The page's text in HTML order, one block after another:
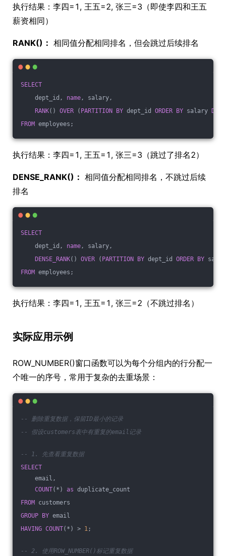
执行结果：李四=1, 王五=2, 张三=3（即使李四和王五
薪资相同）
RANK()： 相同值分配相同排名，但会跳过后续排名
SELECT
dept_id, name, salary,
RANK() OVER ( PARTITION BY dept_id ORDER BY salary DESC
FROM employees;
执行结果：李四=1, 王五=1, 张三=3（跳过了排名2）
DENSE_RANK()： 相同值分配相同排名，不跳过后续
排名
SELECT
dept_id, name, salary,
DENSE_RANK() OVER ( PARTITION BY dept_id ORDER BY
FROM employees;
执行结果：李四=1, 王五=1, 张三=2（不跳过排名）
实际应用示例
ROW_NUMBER()窗口函数可以为每个分组内的行分配一
个唯一的序号，常用于复杂的去重场景：
-- 删除重复数据，保留ID最小的记录
-- 假设customers表中有重复的email记录
-- 1. 先查看重复数据
SELECT
email,
COUNT(*) as duplicate_count
FROM customers
GROUP
BY email
HAVING COUNT(*) > 1;
-- 2. 使用ROW_NUMBER()标记重复数据